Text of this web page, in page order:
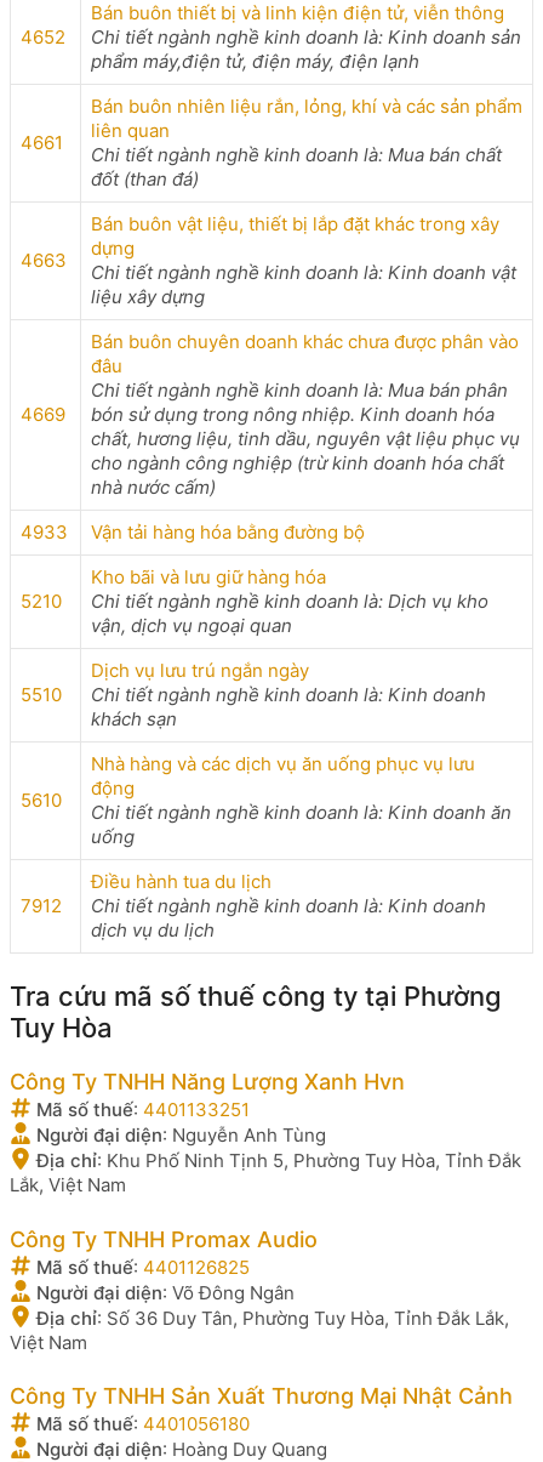
4652
Bán buôn thiết bị và linh kiện điện tử, viễn thông
Chi tiết ngành nghề kinh doanh là: Kinh doanh sản
phẩm máy,điện tử, điện máy, điện lạnh
4661
Bán buôn nhiên liệu rắn, lỏng, khí và các sản phẩm
liên quan
Chi tiết ngành nghề kinh doanh là: Mua bán chất
đốt (than đá)
4663
Bán buôn vật liệu, thiết bị lắp đặt khác trong xây
dựng
Chi tiết ngành nghề kinh doanh là: Kinh doanh vật
liệu xây dựng
4669
Bán buôn chuyên doanh khác chưa được phân vào
đâu
Chi tiết ngành nghề kinh doanh là: Mua bán phân
bón sử dụng trong nông nhiệp. Kinh doanh hóa
chất, hương liệu, tinh dầu, nguyên vật liệu phục vụ
cho ngành công nghiệp (trừ kinh doanh hóa chất
nhà nước cấm)
4933
Vận tải hàng hóa bằng đường bộ
5210
Kho bãi và lưu giữ hàng hóa
Chi tiết ngành nghề kinh doanh là: Dịch vụ kho
vận, dịch vụ ngoại quan
5510
Dịch vụ lưu trú ngắn ngày
Chi tiết ngành nghề kinh doanh là: Kinh doanh
khách sạn
5610
Nhà hàng và các dịch vụ ăn uống phục vụ lưu
động
Chi tiết ngành nghề kinh doanh là: Kinh doanh ăn
uống
7912
Điều hành tua du lịch
Chi tiết ngành nghề kinh doanh là: Kinh doanh
dịch vụ du lịch
Tra cứu mã số thuế công ty tại Phường
Tuy Hòa
Công Ty TNHH Năng Lượng Xanh Hvn
Mã số thuế: 4401133251
Người đại diện: Nguyễn Anh Tùng
Địa chỉ: Khu Phố Ninh Tịnh 5, Phường Tuy Hòa, Tỉnh Đắk
Lắk, Việt Nam
Công Ty TNHH Promax Audio
Mã số thuế: 4401126825
Người đại diện: Võ Đông Ngân
Địa chỉ: Số 36 Duy Tân, Phường Tuy Hòa, Tỉnh Đắk Lắk,
Việt Nam
Công Ty TNHH Sản Xuất Thương Mại Nhật Cảnh
Mã số thuế: 4401056180
Người đại diện: Hoàng Duy Quang